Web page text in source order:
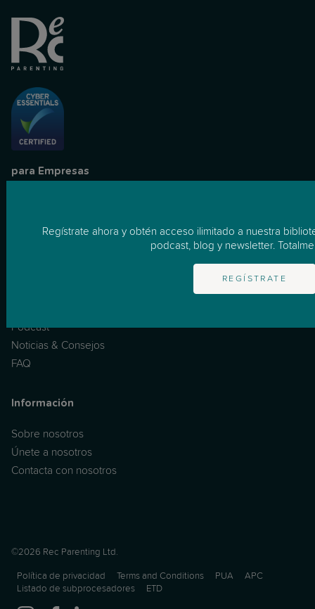
para Empresas
Podcast
Noticias & Consejos
FAQ
Información
Sobre nosotros
Únete a nosotros
Contacta con nosotros
©2026 Rec Parenting Ltd.
Política de privacidad Terms and Conditions PUA
APC
Listado de subprocesadores
ETD
Regístrate ahora y obtén acceso ilimitado a nuestra
podcast, blog y newsletter.
REGÍSTRATE